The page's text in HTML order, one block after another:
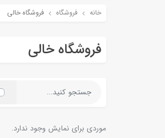
خانه فروشگاه فروشگاه خالی
فروشگاه خالی
موردی برای نمایش وجود ندارد.